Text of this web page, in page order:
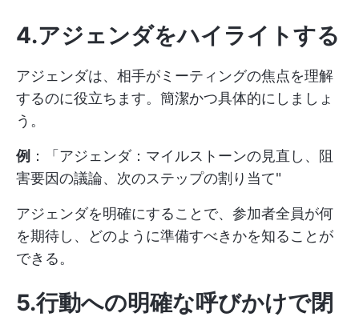
4.アジェンダをハイライトする
アジェンダは、相手がミーティングの焦点を理解
するのに役立ちます。簡潔かつ具体的にしましょ
う。
例 ：「アジェンダ：マイルストーンの見直し、阻
害要因の議論、次のステップの割り当て"
アジェンダを明確にすることで、参加者全員が何
を期待し、どのように準備すべきかを知ることが
できる。
5.行動への明確な呼びかけで閉